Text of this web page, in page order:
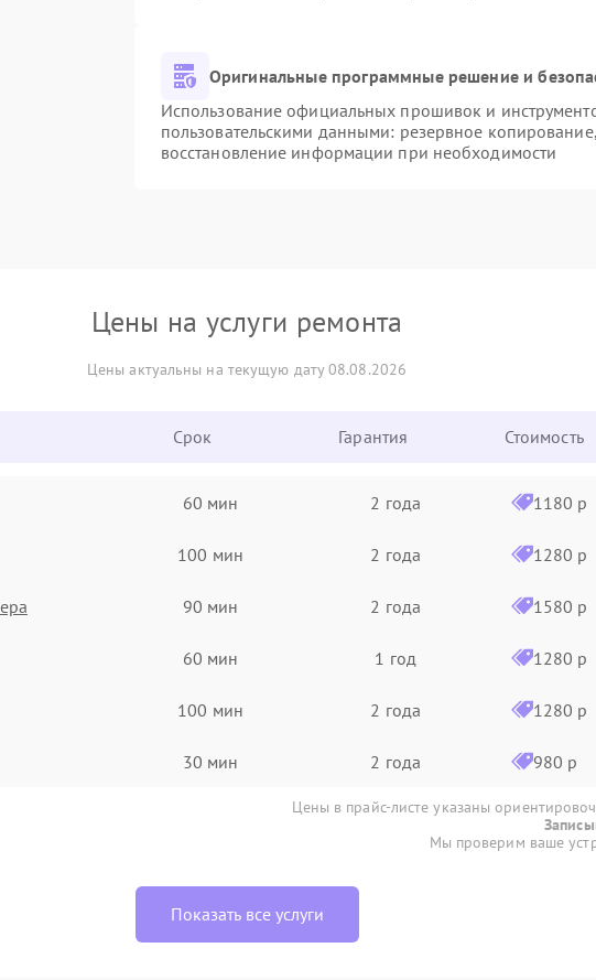
Оригинальные программные решение и
Использование официальных прошивок и
пользовательскими данными: резервное
восстановление информации при необходимости
Цены на услуги ремонта
Цены актуальны на текущую дату 08.08.2026
Срок Гарантия Стоимость
60 мин 2 года 1180 р
100 мин 2 года 1280 р
90 мин 2 года 1580 р
60 мин 1 год 1280 р
100 мин 2 года 1280 р
30 мин 2 года 980 р
Цены в прайс-листе указаны
Мы проверим ваше
Показать все услуги